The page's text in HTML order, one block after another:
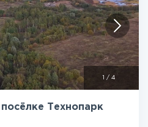
/ 4
Технопарк